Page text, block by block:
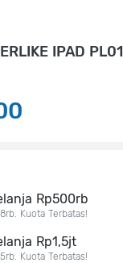
IPAD PL01
Rp500rb
Kuota Terbatas!
Rp1,5jt
Kuota Terbatas!